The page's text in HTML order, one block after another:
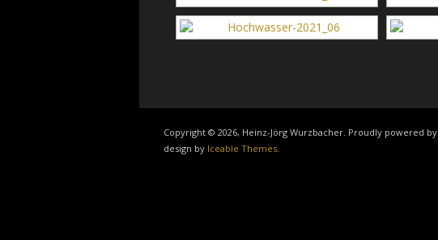
Copyright © 2026, Heinz-Jörg Wurzbacher. Proudly powered by
design by Iceable Themes.